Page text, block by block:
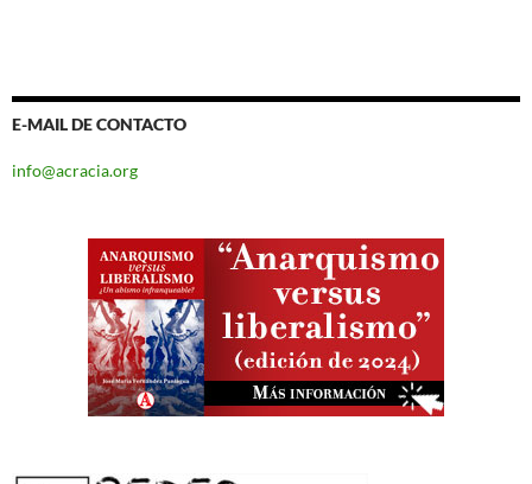
E-MAIL DE CONTACTO
info@acracia.org